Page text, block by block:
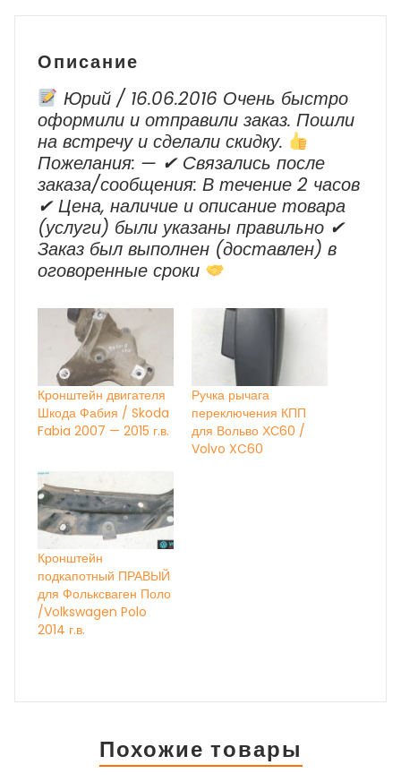
Описание
Юрий / 16.06.2016 Очень быстро
оформили и отправили заказ. Пошли
на встречу и сделали скидку.
Пожелания: — ✔ Cвязались после
заказа/сообщения: В течение 2 часов
✔ Цена, наличие и описание товара
(услуги) были указаны правильно ✔
Заказ был выполнен (доставлен) в
оговоренные сроки
Кронштейн двигателя
Шкода Фабия / Skoda
Fabia 2007 — 2015 г.в.
Ручка рычага
переключения КПП
для Вольво ХС60 /
Volvo XC60
Кронштейн
подкапотный ПРАВЫЙ
для Фольксваген Поло
/Volkswagen Polo
2014 г.в.
Похожие товары